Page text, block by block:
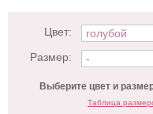
Цвет:
Размер:
Выберите цвет и
Таблица